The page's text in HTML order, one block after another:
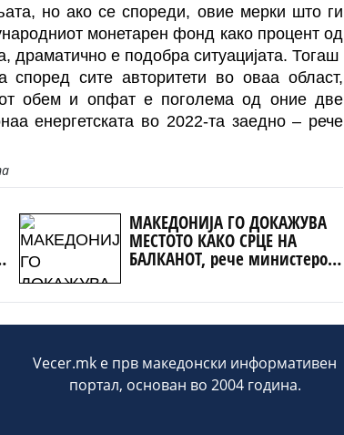
но ако се спореди, овие мерки што ги
монетарен фонд како процент од
е подобра ситуацијата. Тогаш
сите авторитети во оваа област,
обем и опфат е поголема од оние две
енергетската во 2022-та заедно – рече
МАКЕДОНИЈА ГО ДОКАЖУВА
МЕСТОТО КАКО СРЦЕ НА
БАЛКАНОТ, рече министерот
Николоски
Vecer.mk е прв македонски информативен
портал, основан во 2004 година.